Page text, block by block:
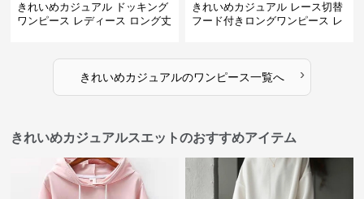
きれいめカジュアル ドッキング
ワンピース レディース ロング丈
きれいめカジュアル レース切替
フード付きロングワンピース レ
きれいめカジュアルのワンピース一覧へ ›
きれいめカジュアルスエットのおすすめアイテム